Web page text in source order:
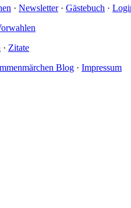
· Newsletter· Gästebuch ·
· Zitate
Blog · Impressum